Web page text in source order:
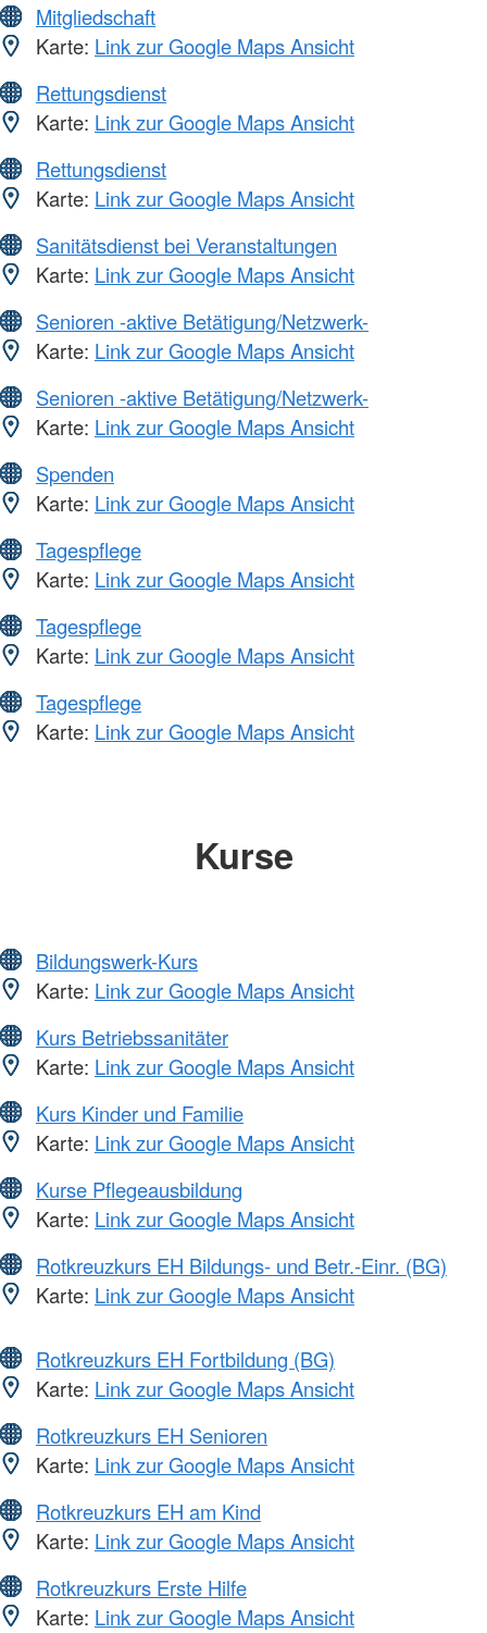
Mitgliedschaft
Karte: Link zur Google Maps Ansicht
Rettungsdienst
Karte: Link zur Google Maps Ansicht
Rettungsdienst
Karte: Link zur Google Maps Ansicht
Sanitätsdienst bei Veranstaltungen
Karte: Link zur Google Maps Ansicht
Senioren -aktive Betätigung/Netzwerk-
Karte: Link zur Google Maps Ansicht
Senioren -aktive Betätigung/Netzwerk-
Karte: Link zur Google Maps Ansicht
Spenden
Karte: Link zur Google Maps Ansicht
Tagespflege
Karte: Link zur Google Maps Ansicht
Tagespflege
Karte: Link zur Google Maps Ansicht
Tagespflege
Karte: Link zur Google Maps Ansicht
Kurse
Bildungswerk-Kurs
Karte: Link zur Google Maps Ansicht
Kurs Betriebssanitäter
Karte: Link zur Google Maps Ansicht
Kurs Kinder und Familie
Karte: Link zur Google Maps Ansicht
Kurse Pflegeausbildung
Karte: Link zur Google Maps Ansicht
Rotkreuzkurs EH Bildungs- und Betr.-Einr. (BG)
Karte: Link zur Google Maps Ansicht
Rotkreuzkurs EH Fortbildung (BG)
Karte: Link zur Google Maps Ansicht
Rotkreuzkurs EH Senioren
Karte: Link zur Google Maps Ansicht
Rotkreuzkurs EH am Kind
Karte: Link zur Google Maps Ansicht
Rotkreuzkurs Erste Hilfe
Karte: Link zur Google Maps Ansicht